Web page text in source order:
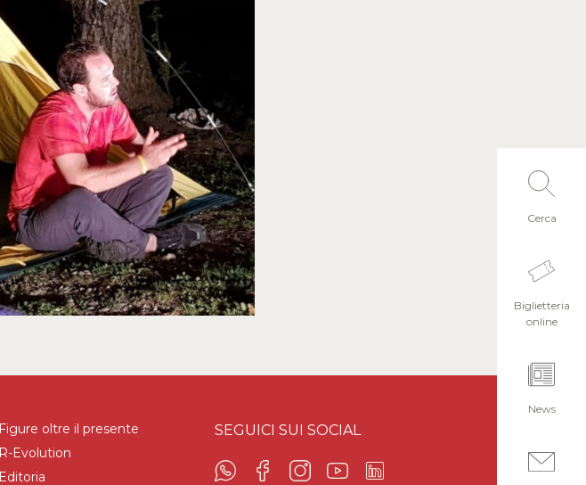
Cerca
Biglietteria
online
News
Figure oltre il presente
R-Evolution
Editoria
SEGUICI SUI SOCIAL